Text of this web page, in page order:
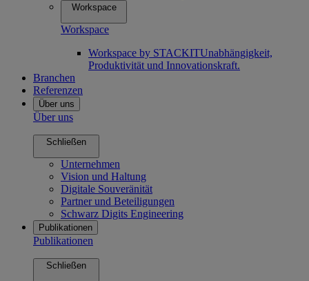
Workspace
Workspace
Workspace by STACKITUnabhängigkeit,
Produktivität und Innovationskraft.
Branchen
Referenzen
Über uns
Über uns
Schließen
Unternehmen
Vision und Haltung
Digitale Souveränität
Partner und Beteiligungen
Schwarz Digits Engineering
Publikationen
Publikationen
Schließen